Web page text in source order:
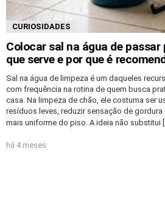
CURIOSIDADES
Colocar sal na água de
que serve e por que é
Sal na água de limpeza é um daqueles
com frequência na rotina de quem busca
casa. Na limpeza de chão, ele costuma ser
resíduos leves, reduzir sensação de
mais uniforme do piso. A ideia não substitui
há 4 meses